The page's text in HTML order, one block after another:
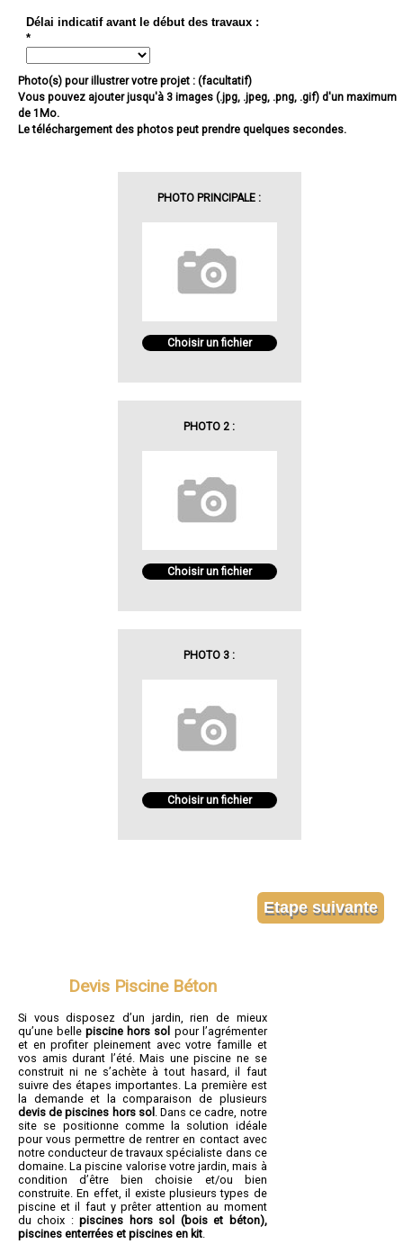
Délai indicatif avant le début des travaux :
*
Photo(s) pour illustrer votre projet : (facultatif)
Vous pouvez ajouter jusqu'à 3 images (.jpg, .jpeg, .png, .gif) d'un maximum
de 1Mo.
Le téléchargement des photos peut prendre quelques secondes.
PHOTO PRINCIPALE :
Choisir un fichier
PHOTO 2 :
Choisir un fichier
PHOTO 3 :
Choisir un fichier
Devis Piscine Béton
Si vous disposez d’un jardin, rien de mieux
qu’une bellepiscine hors sol pour l’agrémenter
et en profiter pleinement avec votre famille et
vos amis durant l’été. Mais une piscine ne se
construit ni ne s’achète à tout hasard, il faut
suivre des étapes importantes. La première est
la demande et la comparaison de plusieurs
devis de piscines hors sol . Dans ce cadre, notre
site se positionne comme la solution idéale
pour vous permettre de rentrer en contact avec
notre conducteur de travaux spécialiste dans ce
domaine. La piscine valorise votre jardin, mais à
condition d’être bien choisie et/ou bien
construite. En effet, il existe plusieurs types de
piscine et il faut y prêter attention au moment
du choix :piscines hors sol (bois et béton),
piscines enterrées et piscines en kit.